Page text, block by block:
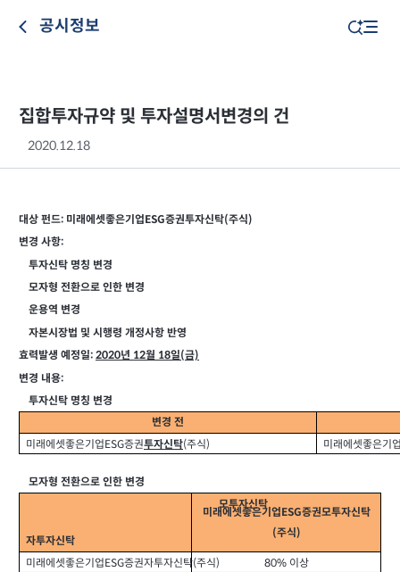
공시정보
집합투자규약 및 투자설명서변경의 건
2020.12.18
대상 펀드: 미래에셋좋은기업ESG증권투자신탁(주식)
변경 사항:
투자신탁 명칭 변경
모자형 전환으로 인한 변경
운용역 변경
자본시장법 및 시행령 개정사항 반영
효력발생 예정일: 2020년 12월 18일(금)
변경 내용:
투자신탁 명칭 변경
변경 전
미래에셋좋은기업ESG증권투자신탁(주식) 미래에셋좋은기
모자형 전환으로 인한 변경
모투자신탁
자투자신탁
미래에셋좋은기업ESG증권모투자신탁
(주식)
미래에셋좋은기업ESG증권자투자신탁(주식) 80% 이상